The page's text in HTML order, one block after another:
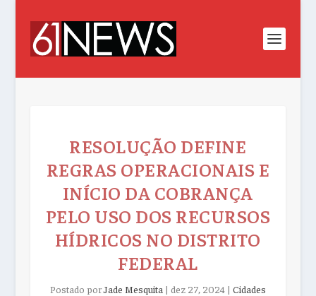
RESOLUÇÃO DEFINE
REGRAS OPERACIONAIS E
INÍCIO DA COBRANÇA
PELO USO DOS RECURSOS
HÍDRICOS NO DISTRITO
FEDERAL
Postado porJade Mesquita | dez 27, 2024| Cidades